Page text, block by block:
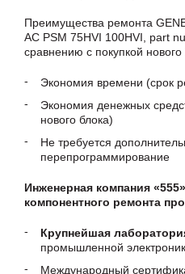
Преимущества ремонта
AC PSM 75HVI 100HVI, part
сравнению с покупкой нового
Экономия времени (срок
Экономия денежных
нового блока)
Не требуется
перепрограммирование
Инженерная компания
компонентного ремонта
Крупнейшая
промышленной
Международный